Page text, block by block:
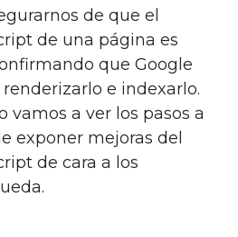
de que el
de una página es
que Google
e indexarlo.
vamos a ver los pasos a
exponer mejoras del
de cara a los